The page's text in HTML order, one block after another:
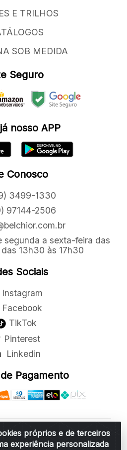
próprios e de terceiros
experiência personalizada
E TRILHOS
SOB MEDIDA
Seguro
nosso APP
Conosco
3499-1330
97144-2506
segunda a sexta-feira das
13h30 às 17h30
Sociais
Instagram
Facebook
TikTok
Pinterest
Linkedin
Pagamento
Acessórios LTDA - R: Rua
Alves, 876 - Santa